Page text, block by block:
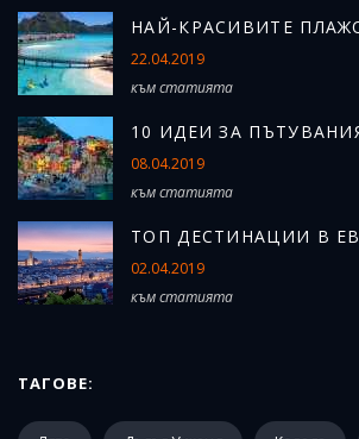
НАЙ-КРАСИВИТЕ
22.04.2019
към статията
10 ИДЕИ ЗА
08.04.2019
към статията
ТОП ДЕСТИНАЦИИ В
02.04.2019
към статията
ТАГОВЕ: